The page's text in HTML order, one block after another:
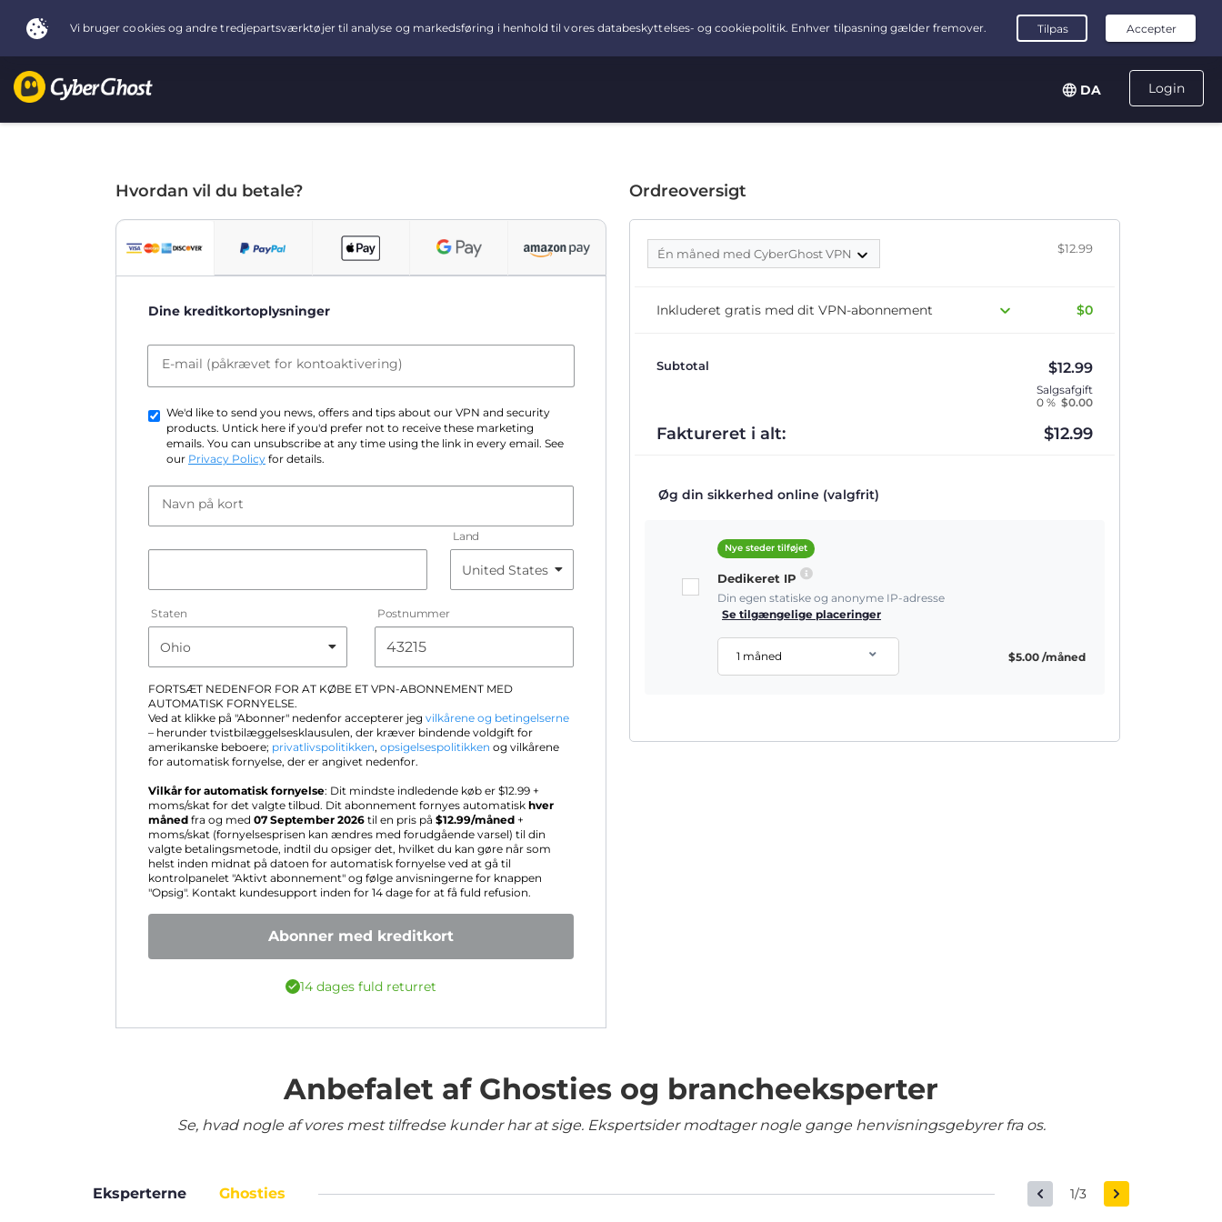
Login
DA
Hvordan vil du betale?
Dine kreditkortoplysninger
E-mail (påkrævet for kontoaktivering)
We'd like to send you news, offers and tips about our VPN and security
products. Untick here if you'd prefer not to receive these marketing
emails. You can unsubscribe at any time using the link in every email. See
our Privacy Policy for details.
Navn på kort
Land
Staten Postnummer
FORTSÆT NEDENFOR FOR AT KØBE ET VPN-ABONNEMENT MED
AUTOMATISK FORNYELSE.
Ved at klikke på "Abonner" nedenfor accepterer jeg vilkårene og betingelserne
– herunder tvistbilæggelsesklausulen, der kræver bindende voldgift for
amerikanske beboere; privatlivspolitikken, opsigelsespolitikken og vilkårene
for automatisk fornyelse, der er angivet nedenfor.
Vilkår for automatisk fornyelse: Dit mindste indledende køb er $12.99 +
moms/skat for det valgte tilbud. Dit abonnement fornyes automatisk hver
måned fra og med 07 September 2026 til en pris på $12.99/måned +
moms/skat (fornyelsesprisen kan ændres med forudgående varsel) til din
valgte betalingsmetode, indtil du opsiger det, hvilket du kan gøre når som
helst inden midnat på datoen for automatisk fornyelse ved at gå til
kontrolpanelet "Aktivt abonnement" og følge anvisningerne for knappen
"Opsig". Kontakt kundesupport inden for 14 dage for at få fuld refusion.
Abonner med kreditkort
14 dages fuld returret
Ordreoversigt
Én måned med CyberGhost VPN $12.99
Inkluderet gratis med dit VPN-abonnement $0
Subtotal $12.99
Salgsafgift
0 % $0.00
Faktureret i alt: $12.99
Øg din sikkerhed online (valgfrit)
Nye steder tilføjet
Dedikeret IP
Din egen statiske og anonyme IP-adresse
Se tilgængelige placeringer
1 måned $5.00 /måned
Anbefalet af Ghosties og brancheeksperter
Se, hvad nogle af vores mest tilfredse kunder har at sige. Ekspertsider modtager nogle gange henvisningsgebyrer fra os.
Eksperterne Ghosties 1/3